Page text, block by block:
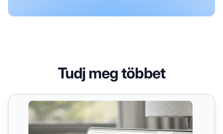
Tudj meg többet
Pixelkövetés